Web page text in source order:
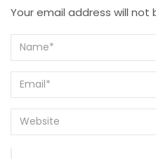
Your email address will not